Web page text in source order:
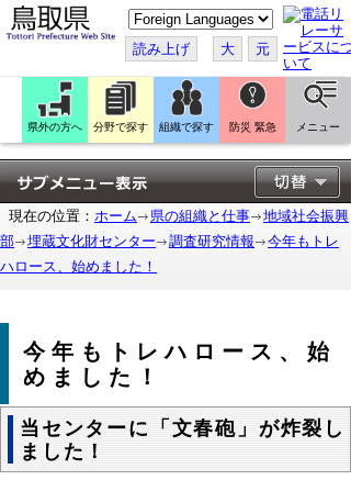
こ
の
ペ
ー
ジ
翻
訳
す
る
読み上げ 大 元
県外の方へ 分野で探す 組織で探す 防災 緊急 メニュー
現在の位置： ホーム 県の組織と仕事
地域社会振興
部
埋蔵文化財センター 調査研究情報
今年もトレ
ハロース、始めました！
今年もトレハロース、始
めました！
当センターに「文春砲」が炸裂し
ました！